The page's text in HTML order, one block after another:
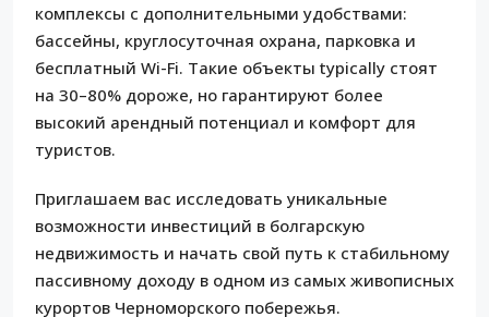
комплексы с дополнительными удобствами:
бассейны, круглосуточная охрана, парковка и
бесплатный Wi-Fi. Такие объекты typically стоят
на 30–80% дороже, но гарантируют более
высокий арендный потенциал и комфорт для
туристов.
Приглашаем вас исследовать уникальные
возможности инвестиций в болгарскую
недвижимость и начать свой путь к стабильному
пассивному доходу в одном из самых живописных
курортов Черноморского побережья.